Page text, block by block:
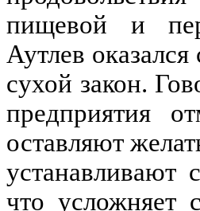
пищевой и
Аутлев
сухой закон.
предприятия
оставляют
что усложняет